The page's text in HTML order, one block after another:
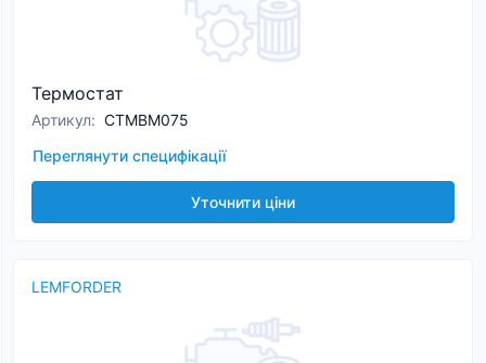
Термостат
Артикул: CTMBM075
Переглянути специфікації
Уточнити ціни
LEMFORDER